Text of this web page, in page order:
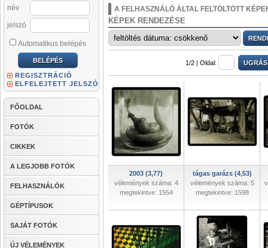
név
jelszó
Automatikus belépés
REGISZTRÁCIÓ
ELFELEJTETT JELSZÓ
FŐOLDAL
FOTÓK
CIKKEK
A LEGJOBB FOTÓK
FELHASZNÁLÓK
GÉPTÍPUSOK
SAJÁT FOTÓK
ÚJ VÉLEMÉNYEK
A FELHASZNÁLÓ ÁLTAL FELTÖLTÖTT
KÉPEK RENDEZÉSE
1/2 | Oldal:
2003 (3,77)
vélemények száma: 4
megtekintve: 1554
tágas garázs (4,53)
vélemények száma: 5
megtekintve: 1598